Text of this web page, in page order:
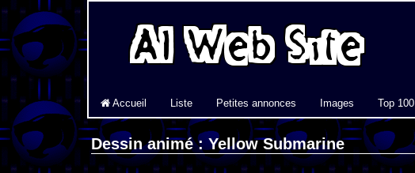
Accueil Liste Petites annonces Images Top 100
Dessin animé : Yellow Submarine